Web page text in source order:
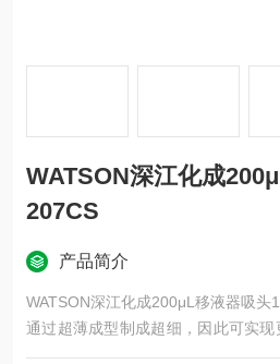
WATSON深江化成
207CS
产品简介
WATSON深江化成200μL移液器吸头
通过超薄成型制成超细，因此可实现
喷嘴的总长度为 50 mm，不会接触